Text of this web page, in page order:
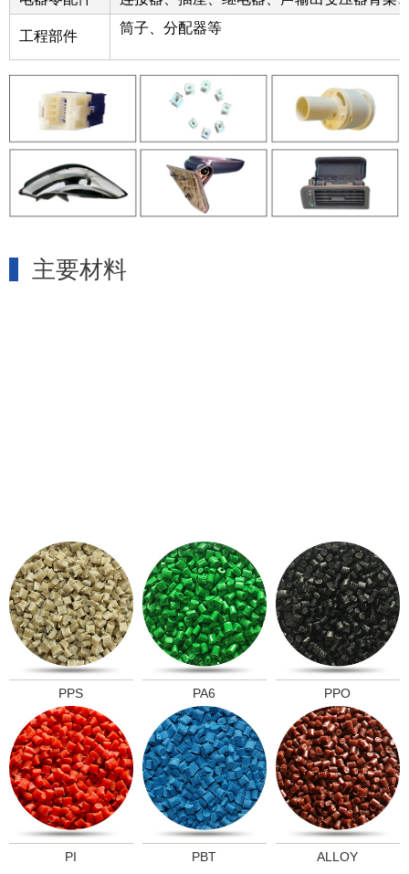
工程部件
筒子、分配器等
主要材料
PPS PA6 PPO
PI PBT ALLOY